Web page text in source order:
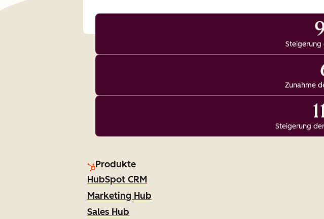
Steigerung
Zunahme
Steigerung
Produkte
HubSpot CRM
Marketing Hub
Sales Hub